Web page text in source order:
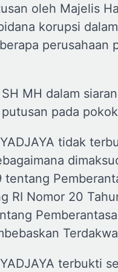
oleh Majelis
korupsi
perusahaan
MH dalam
pada
tidak
RI Nomor 20
terbukti